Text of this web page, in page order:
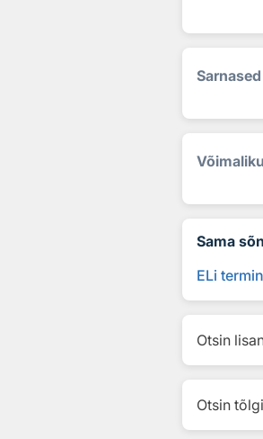
Sama
ELi
Otsin
Otsin